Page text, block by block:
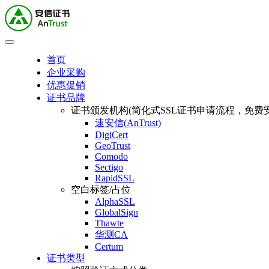
首页
企业采购
优惠促销
证书品牌
证书颁发机构(简化式SSL证书申请流程，免费
速安信(AnTrust)
DigiCert
GeoTrust
Comodo
Sectigo
RapidSSL
空白标签/占位
AlphaSSL
GlobalSign
Thawte
华测CA
Certum
证书类型